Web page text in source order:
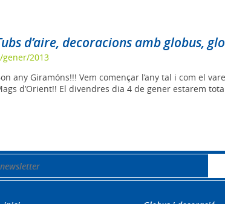
d’aire, decoracions amb globus,
gener/2013
any Giramóns!!! Vem començar l’any tal i com el
d’Orient!! El divendres dia 4 de gener estarem